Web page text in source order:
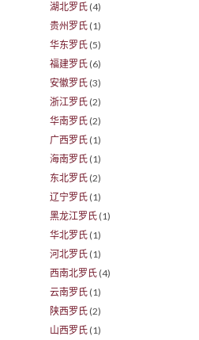
湖北罗氏 (4)
贵州罗氏 (1)
华东罗氏 (5)
福建罗氏 (6)
安徽罗氏 (3)
浙江罗氏 (2)
华南罗氏 (2)
广西罗氏 (1)
海南罗氏 (1)
东北罗氏 (2)
辽宁罗氏 (1)
黑龙江罗氏 (1)
华北罗氏 (1)
河北罗氏 (1)
西南北罗氏 (4)
云南罗氏 (1)
陕西罗氏 (2)
山西罗氏 (1)